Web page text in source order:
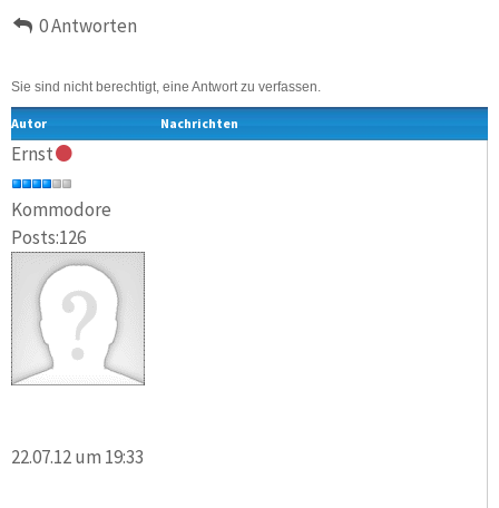
0 Antworten
Sie sind nicht berechtigt, eine Antwort zu verfassen.
Autor Nachrichten
Ernst
Kommodore
Posts:126
22.07.12 um 19:33